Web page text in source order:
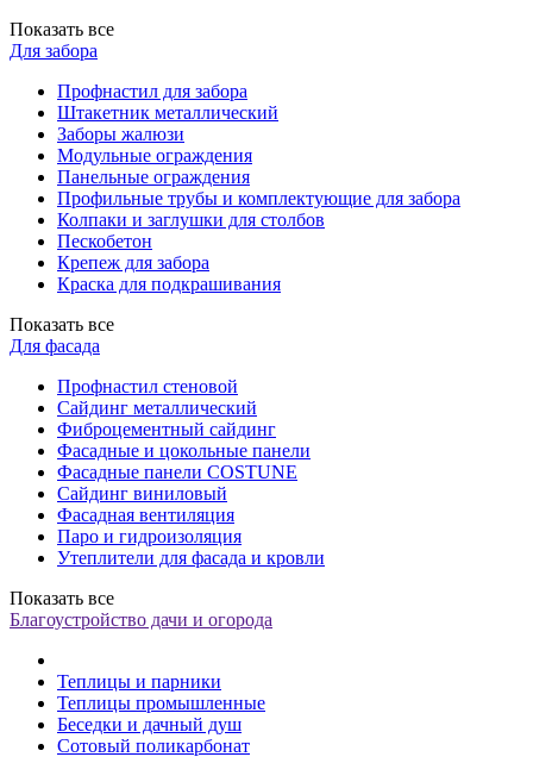
Показать все
Для забора
Профнастил для забора
Штакетник металлический
Заборы жалюзи
Модульные ограждения
Панельные ограждения
Профильные трубы и комплектующие для забора
Колпаки и заглушки для столбов
Пескобетон
Крепеж для забора
Краска для подкрашивания
Показать все
Для фасада
Профнастил стеновой
Сайдинг металлический
Фиброцементный сайдинг
Фасадные и цокольные панели
Фасадные панели COSTUNE
Сайдинг виниловый
Фасадная вентиляция
Паро и гидроизоляция
Утеплители для фасада и кровли
Показать все
Благоустройство дачи и огорода
Теплицы и парники
Теплицы промышленные
Беседки и дачный душ
Сотовый поликарбонат